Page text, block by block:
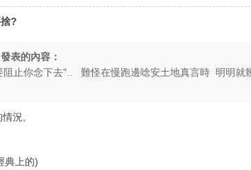
?
發表的內容：
阻止你念下去".. 難怪在慢跑邊唸安土地真言時 明明就
況,
典上的)